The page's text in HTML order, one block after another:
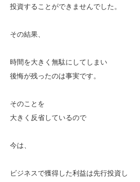
投資することができませんでした。
その結果、
時間を大きく無駄にしてしまい
後悔が残ったのは事実です。
そのことを
大きく反省しているので
今は、
ビジネスで獲得した利益は先行投資し